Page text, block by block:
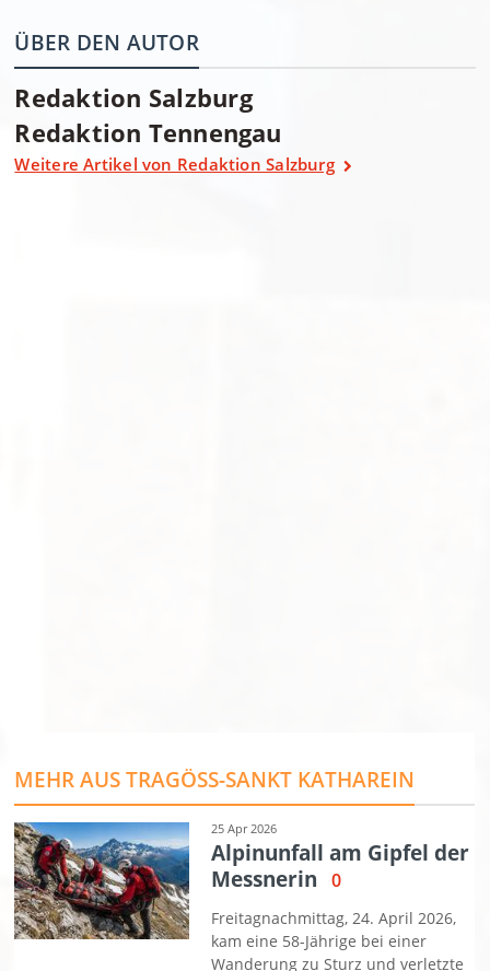
ÜBER DEN AUTOR
Redaktion Salzburg
Redaktion Tennengau
Weitere Artikel von Redaktion Salzburg